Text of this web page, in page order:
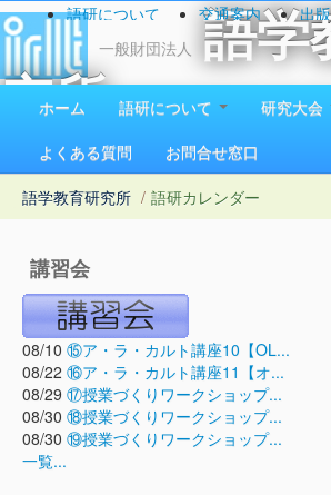
一般財団法人
語学
究所
1923（大正12）年創立
語研について 交通案内 出
お問い合わせ
ホーム 語研について
研究大会
よくある質問
お問合せ窓口
語学教育研究所 / 語研カレンダー
講習会
08/10 ⑮ア・ラ・カルト講座10【OL...
08/22 ⑯ア・ラ・カルト講座11【オ...
08/29 ⑰授業づくりワークショップ...
08/30 ⑱授業づくりワークショップ...
08/30 ⑲授業づくりワークショップ...
一覧...